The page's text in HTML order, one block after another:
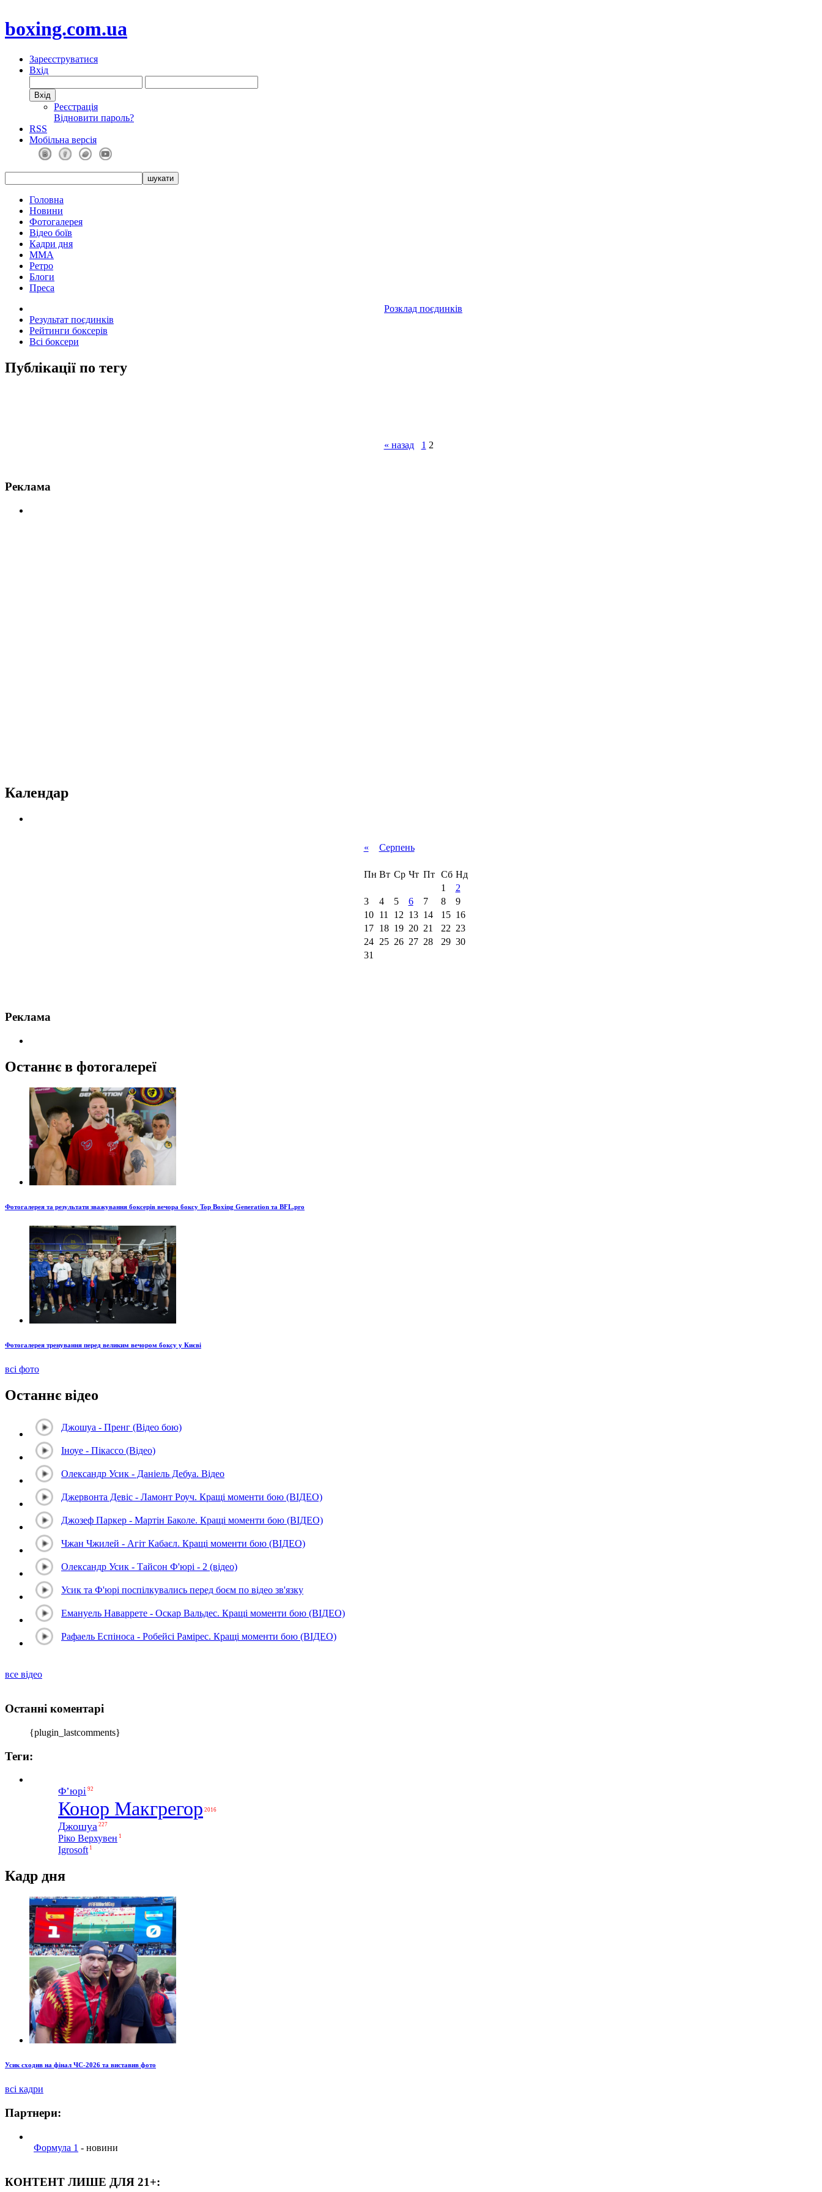
boxing.com.ua
Зареєструватися
Вхід
Реєстрація
Відновити пароль?
RSS
Мобільна версія
Головна
Новини
Фотогалерея
Відео боїв
Кадри дня
ММА
Ретро
Блоги
Преса
Розклад поєдинків
Результат поєдинків
Рейтинги боксерів
Всі боксери
Публікації по тегу
« назад 1 2
Реклама
Календар
« Серпень
Пн Вт Ср Чт Пт Сб Нд
1
2
3
4 5 6 7 8
9
10
11 12 13 14 15 16
17
18 19 20 21 22 23
24
25 26 27 28 29 30
31
Реклама
Останнє в фотогалереї
Фотогалерея та результати зважування боксерів вечора боксу Top Boxing Generation та BFL.pro
Фотогалерея тренування перед великим вечором боксу у Києві
всі фото
Останнє відео
Джошуа - Пренг (Відео бою)
Іноуе - Пікассо (Відео)
Олександр Усик - Даніель Дебуа. Відео
Джервонта Девіс - Ламонт Роуч. Кращі моменти бою (ВІДЕО)
Джозеф Паркер - Мартін Баколе. Кращі моменти бою (ВІДЕО)
Чжан Чжилей - Агіт Кабаєл. Кращі моменти бою (ВІДЕО)
Олександр Усик - Тайсон Ф'юрі - 2 (відео)
Усик та Ф'юрі поспілкувались перед боєм по відео зв'язку
Емануель Наваррете - Оскар Вальдес. Кращі моменти бою (ВІДЕО)
Рафаель Еспіноса - Робейсі Рамірес. Кращі моменти бою (ВІДЕО)
все відео
Останні коментарі
{plugin_lastcomments}
Теги:
Ф’юрі 92
Конор Макгрегор 2016
Джошуа 227
Ріко Верхувен 1
Igrosoft 1
Кадр дня
Усик сходив на фінал ЧС-2026 та виставив фото
всі кадри
Партнери:
Формула 1 - новини
КОНТЕНТ ЛИШЕ ДЛЯ 21+: